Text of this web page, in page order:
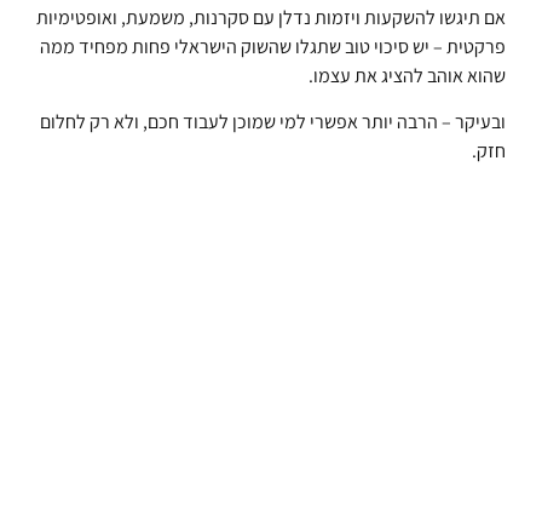
אם תיגשו להשקעות ויזמות נדלן עם סקרנות, משמעת, ואופטימיות
פרקטית – יש סיכוי טוב שתגלו שהשוק הישראלי פחות מפחיד ממה
שהוא אוהב להציג את עצמו.
ובעיקר – הרבה יותר אפשרי למי שמוכן לעבוד חכם, ולא רק לחלום
חזק.